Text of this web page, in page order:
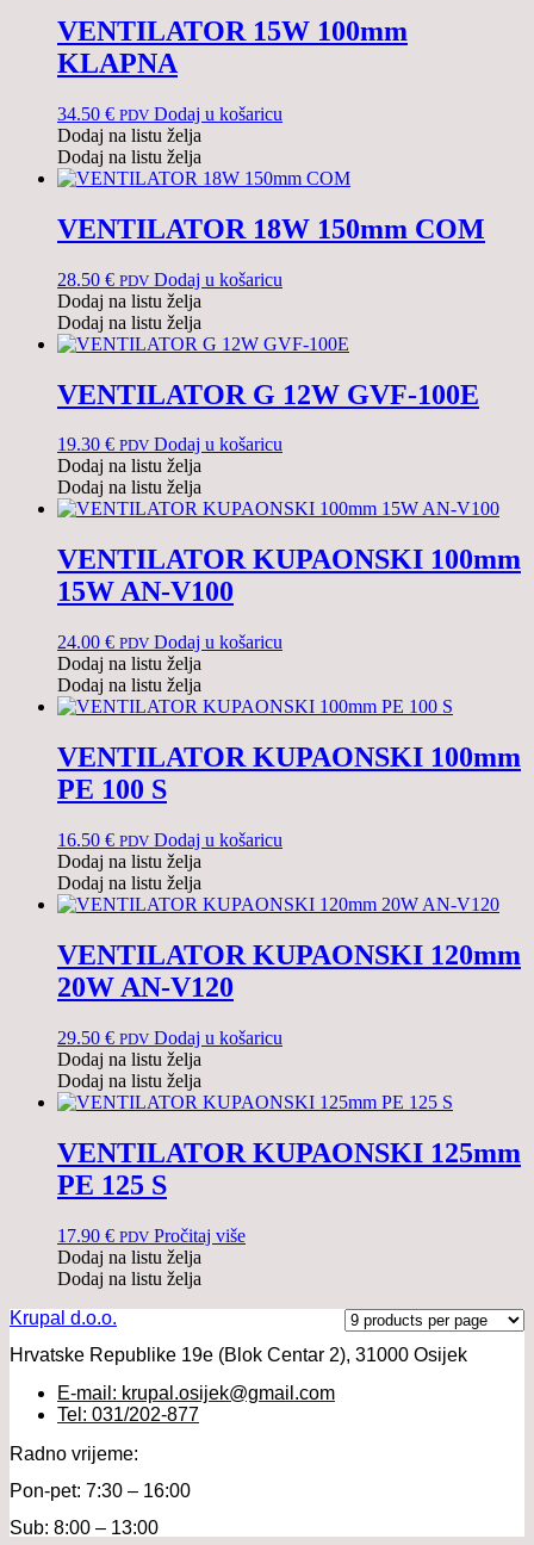
VENTILATOR 15W 100mm
KLAPNA
34.50 € PDV Dodaj u košaricu
Dodaj na listu želja
Dodaj na listu želja
VENTILATOR 18W 150mm COM
28.50 € PDV Dodaj u košaricu
Dodaj na listu želja
Dodaj na listu želja
VENTILATOR G 12W GVF-100E
19.30 € PDV Dodaj u košaricu
Dodaj na listu želja
Dodaj na listu želja
VENTILATOR KUPAONSKI 100mm
15W AN-V100
24.00 € PDV Dodaj u košaricu
Dodaj na listu želja
Dodaj na listu želja
VENTILATOR KUPAONSKI 100mm
PE 100 S
16.50 € PDV Dodaj u košaricu
Dodaj na listu želja
Dodaj na listu želja
VENTILATOR KUPAONSKI 120mm
20W AN-V120
29.50 € PDV Dodaj u košaricu
Dodaj na listu želja
Dodaj na listu želja
VENTILATOR KUPAONSKI 125mm
PE 125 S
17.90 € PDV Pročitaj više
Dodaj na listu želja
Dodaj na listu želja
Krupal d.o.o.
Hrvatske Republike 19e (Blok Centar 2), 31000 Osijek
E-mail: krupal.osijek@gmail.com
Tel: 031/202-877
Radno vrijeme:
Pon-pet: 7:30 – 16:00
Sub: 8:00 – 13:00